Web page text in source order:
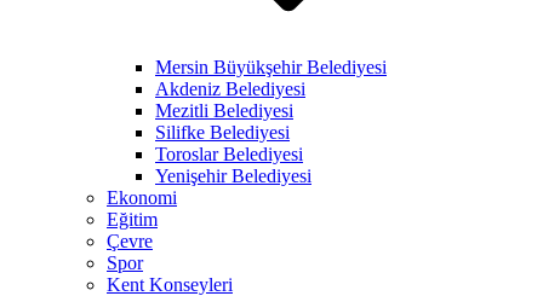
Mersin Büyükşehir Belediyesi
Akdeniz Belediyesi
Mezitli Belediyesi
Silifke Belediyesi
Toroslar Belediyesi
Yenişehir Belediyesi
Ekonomi
Eğitim
Çevre
Spor
Kent Konseyleri